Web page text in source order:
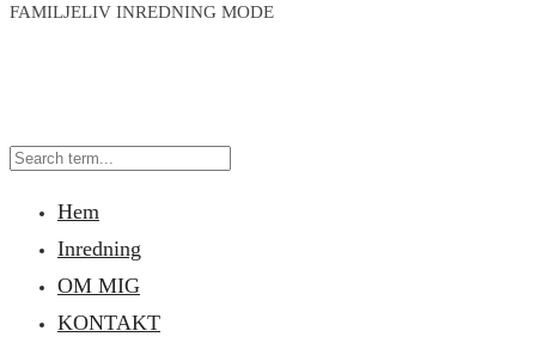
FAMILJELIV INREDNING MODE
Hem
Inredning
OM MIG
KONTAKT